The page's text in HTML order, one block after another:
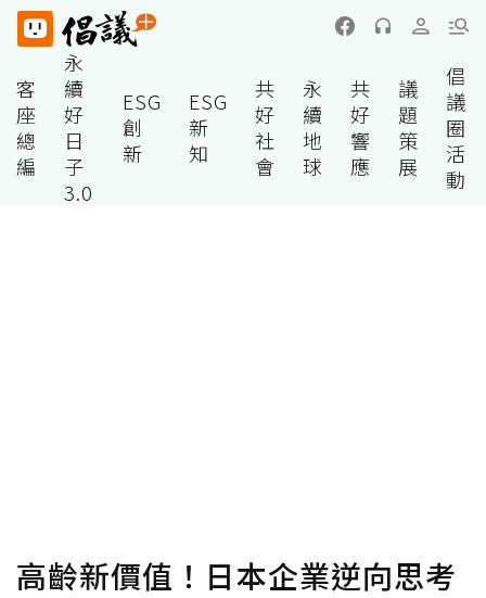
客
座
總
編
永
續
好
日
子
3.0
ESG
創
新
ESG
新
知
共
好
社
會
永
續
地
球
共
好
響
應
議
題
策
展
倡
議
圈
活
動
高齡新價值！日本企業逆向思考